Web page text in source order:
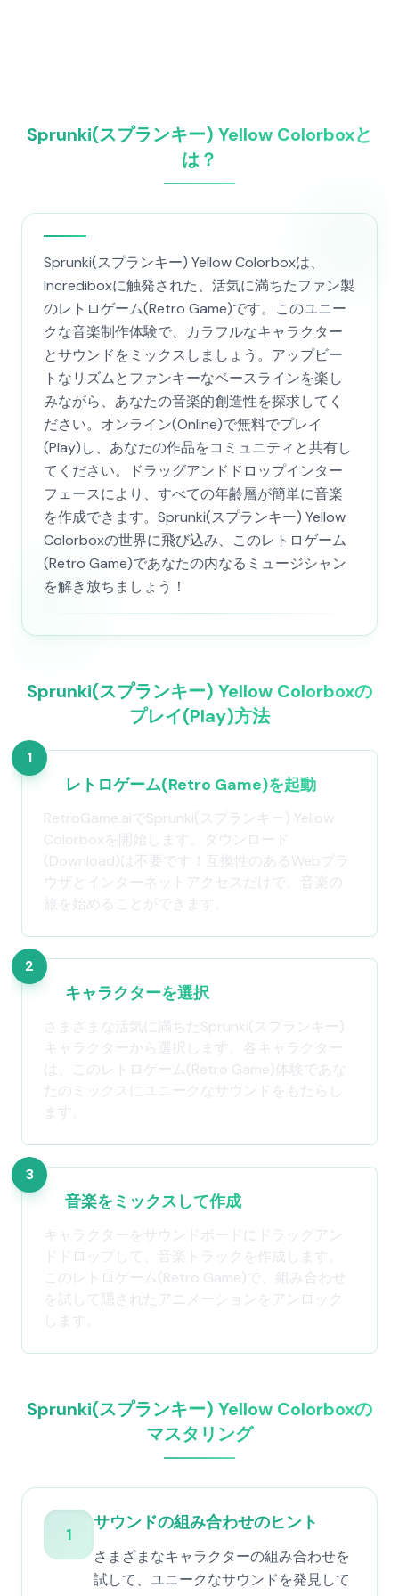
Sprunki(スプランキー) Yellow Colorboxと
は？
Sprunki(スプランキー) Yellow Colorboxは、
Incrediboxに触発された、活気に満ちたファン製
のレトロゲーム(Retro Game)です。このユニー
クな音楽制作体験で、カラフルなキャラクター
とサウンドをミックスしましょう。アップビー
トなリズムとファンキーなベースラインを楽し
みながら、あなたの音楽的創造性を探求してく
ださい。オンライン(Online)で無料でプレイ
(Play)し、あなたの作品をコミュニティと共有し
てください。ドラッグアンドドロップインター
フェースにより、すべての年齢層が簡単に音楽
を作成できます。Sprunki(スプランキー) Yellow
Colorboxの世界に飛び込み、このレトロゲーム
(Retro Game)であなたの内なるミュージシャン
を解き放ちましょう！
Sprunki(スプランキー) Yellow Colorboxの
プレイ(Play)方法
1
レトロゲーム(Retro Game)を起動
RetroGame.aiでSprunki(スプランキー) Yellow
Colorboxを開始します。ダウンロード
(Download)は不要です！互換性のあるWebブラ
ウザとインターネットアクセスだけで、音楽の
旅を始めることができます。
2
キャラクターを選択
さまざまな活気に満ちたSprunki(スプランキー)
キャラクターから選択します。各キャラクター
は、このレトロゲーム(Retro Game)体験であな
たのミックスにユニークなサウンドをもたらし
ます。
3
音楽をミックスして作成
キャラクターをサウンドボードにドラッグアン
ドドロップして、音楽トラックを作成します。
このレトロゲーム(Retro Game)で、組み合わせ
を試して隠されたアニメーションをアンロック
します。
Sprunki(スプランキー) Yellow Colorboxの
マスタリング
1
サウンドの組み合わせのヒント
さまざまなキャラクターの組み合わせを
試して、ユニークなサウンドを発見して